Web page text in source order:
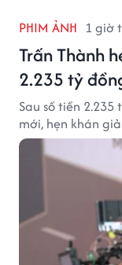
PHIM ẢNH 1 giờ
Trấn Thành
2.235 tỷ
Sau số tiền
mới, hẹn khán